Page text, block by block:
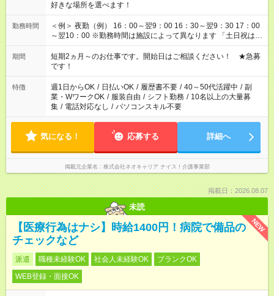
好きな場所を選べます！
勤務時間
＜例＞ 夜勤（例） 16：00～翌9：00 16：30～翌9：30 17：00
～翌10：00 ※勤務時間は施設によって異なります 「土日祝は休
みたい」 「しっかり稼ぎたい」 「もう少し遅い時間から始めた
い」など ご希望にあったお仕事をご案内いたします。 ※未経験
の方の場合は1～2ヶ月間は日中での仕事を経験いただき、 お
仕事に慣れてからの夜勤になります。 ★家庭の都合でお休みが
必要な場合も遠慮なくご相談ください。
期間
短期2ヵ月～のお仕事です。開始日はご相談ください！ ★急募
です！
特徴 週1日からOK / 日払いOK / 履歴書不要 / 40～50代活躍中 / 副
業・WワークOK / 服装自由 / シフト勤務 / 10名以上の大量募
集 / 電話対応なし / パソコンスキル不要
気になる！ 応募する 詳細へ
掲載元企業名 株式会社ネオキャリア ナイス！介護事業部
掲載日：2026.08.07
未読
NEW
【医療行為はナシ】時給1400円！病院で備品の
チェックなど
派遣 職種未経験OK 社会人未経験OK
ブランクOK
WEB登録・面接OK